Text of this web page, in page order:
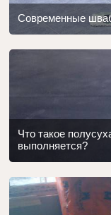
Современные
Что такое
выполняется?